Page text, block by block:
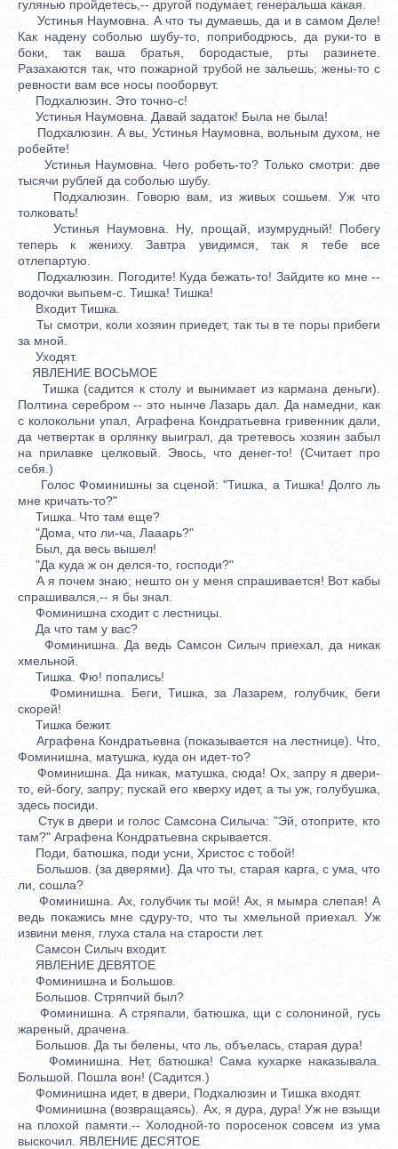
гулянью пройдетесь,-- другой подумает, генеральша какая.
Устинья Наумовна. А что ты думаешь, да и в самом Деле!
Как надену соболью шубу-то, поприбодрюсь, да руки-то в
боки, так ваша братья, бородастые, рты разинете.
Разахаются так, что пожарной трубой не зальешь; жены-то с
ревности вам все носы пооборвут.
Подхалюзин. Это точно-с!
Устинья Наумовна. Давай задаток! Была не была!
Подхалюзин. А вы, Устинья Наумовна, вольным духом, не
робейте!
Устинья Наумовна. Чего робеть-то? Только смотри: две
тысячи рублей да соболью шубу.
Подхалюзин. Говорю вам, из живых сошьем. Уж что
толковать!
Устинья Наумовна. Ну, прощай, изумрудный! Побегу
теперь к жениху. Завтра увидимся, так я тебе все
отлепартую.
Подхалюзин. Погодите! Куда бежать-то! Зайдите ко мне --
водочки выпьем-с. Тишка! Тишка!
Входит Тишка.
Ты смотри, коли хозяин приедет, так ты в те поры прибеги
за мной.
Уходят.
ЯВЛЕНИЕ ВОСЬМОЕ
Тишка (садится к столу и вынимает из кармана деньги).
Полтина серебром -- это нынче Лазарь дал. Да намедни, как
с колокольни упал, Аграфена Кондратьевна гривенник дали,
да четвертак в орлянку выиграл, да третевось хозяин забыл
на прилавке целковый. Эвось, что денег-то! (Считает про
себя.)
Голос Фоминишны за сценой: "Тишка, а Тишка! Долго ль
мне кричать-то?"
Тишка. Что там еще?
"Дома, что ли-ча, Лааарь?"
Был, да весь вышел!
"Да куда ж он делся-то, господи?"
А я почем знаю; нешто он у меня спрашивается! Вот кабы
спрашивался,-- я бы знал.
Фоминишна сходит с лестницы.
Да что там у вас?
Фоминишна. Да ведь Самсон Силыч приехал, да никак
хмельной.
Тишка. Фю! попались!
Фоминишна. Беги, Тишка, за Лазарем, голубчик, беги
скорей!
Тишка бежит.
Аграфена Кондратьевна (показывается на лестнице). Что,
Фоминишна, матушка, куда он идет-то?
Фоминишна. Да никак, матушка, сюда! Ох, запру я двери-
то, ей-богу, запру; пускай его кверху идет, а ты уж, голубушка,
здесь посиди.
Стук в двери и голос Самсона Силыча: "Эй, отоприте, кто
там?" Аграфена Кондратьевна скрывается.
Поди, батюшка, поди усни, Христос с тобой!
Большов. (за дверями}. Да что ты, старая карга, с ума, что
ли, сошла?
Фоминишна. Ах, голубчик ты мой! Ах, я мымра слепая! А
ведь покажись мне сдуру-то, что ты хмельной приехал. Уж
извини меня, глуха стала на старости лет.
Самсон Силыч входит.
ЯВЛЕНИЕ ДЕВЯТОЕ
Фоминишна и Большов.
Большов. Стряпчий был?
Фоминишна. А стряпали, батюшка, щи с солониной, гусь
жареный, драчена.
Большов. Да ты белены, что ль, объелась, старая дура!
Фоминишна. Нет, батюшка! Сама кухарке наказывала.
Большой. Пошла вон! (Садится.)
Фоминишна идет, в двери, Подхалюзин и Тишка входят.
Фоминишна (возвращаясь). Ах, я дура, дура! Уж не взыщи
на плохой памяти.-- Холодной-то поросенок совсем из ума
выскочил. ЯВЛЕНИЕ ДЕСЯТОЕ